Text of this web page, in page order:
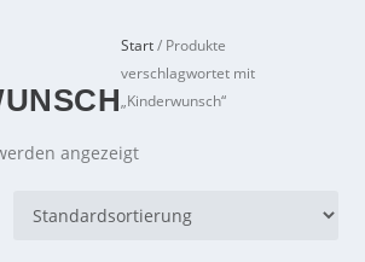
Start/ Produkte
verschlagwortet mit
„Kinderwunsch“
angezeigt